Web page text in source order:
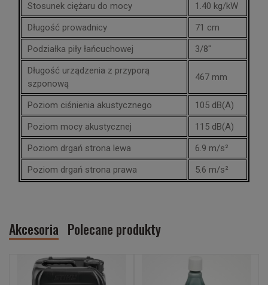
Stosunek ciężaru do mocy
1.40 kg/kW
Długość prowadnicy
71 cm
Podziałka piły łańcuchowej
3/8"
Długość urządzenia z przyporą
szponową
467 mm
Poziom ciśnienia akustycznego
105 dB(A)
Poziom mocy akustycznej
115 dB(A)
Poziom drgań strona lewa
6.9 m/s²
Poziom drgań strona prawa
5.6 m/s²
Akcesoria Polecane produkty